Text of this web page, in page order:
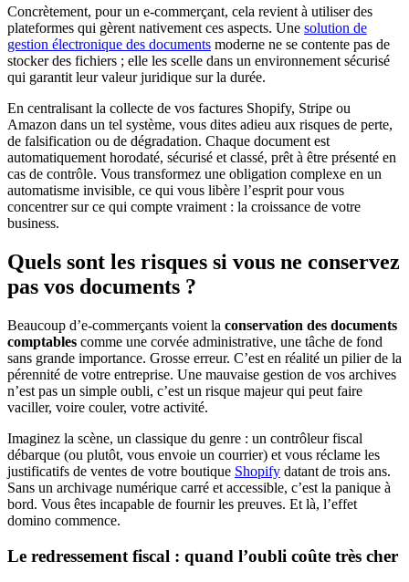
Concrètement, pour un e-commerçant, cela revient à utiliser des
plateformes qui gèrent nativement ces aspects. Une solution de
gestion électronique des documents moderne ne se contente pas de
stocker des fichiers ; elle les scelle dans un environnement sécurisé
qui garantit leur valeur juridique sur la durée.
En centralisant la collecte de vos factures Shopify, Stripe ou
Amazon dans un tel système, vous dites adieu aux risques de perte,
de falsification ou de dégradation. Chaque document est
automatiquement horodaté, sécurisé et classé, prêt à être présenté en
cas de contrôle. Vous transformez une obligation complexe en un
automatisme invisible, ce qui vous libère l’esprit pour vous
concentrer sur ce qui compte vraiment : la croissance de votre
business.
Quels sont les risques si vous ne conservez
pas vos documents ?
Beaucoup d’e-commerçants voient la conservation des documents
comptables comme une corvée administrative, une tâche de fond
sans grande importance. Grosse erreur. C’est en réalité un pilier de la
pérennité de votre entreprise. Une mauvaise gestion de vos archives
n’est pas un simple oubli, c’est un risque majeur qui peut faire
vaciller, voire couler, votre activité.
Imaginez la scène, un classique du genre : un contrôleur fiscal
débarque (ou plutôt, vous envoie un courrier) et vous réclame les
justificatifs de ventes de votre boutique Shopify datant de trois ans.
Sans un archivage numérique carré et accessible, c’est la panique à
bord. Vous êtes incapable de fournir les preuves. Et là, l’effet
domino commence.
Le redressement fiscal : quand l’oubli coûte très cher